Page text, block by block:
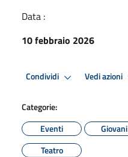
Data :
10 febbraio 2026
Condividi Vedi azioni
Categorie:
Eventi
Giovani
Teatro